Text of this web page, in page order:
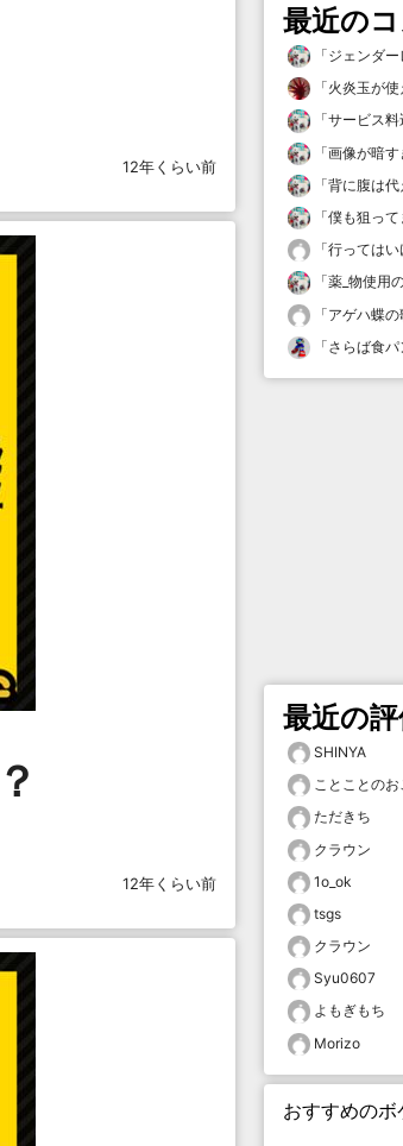
12年くらい前
12年くらい前
最近の
「ジェンダ
「火炎玉が
「サービス
「画像が暗
「背に腹は
「僕も狙っ
「行っては
「薬_物使用
「アゲハ蝶
「さらば食パ
最近の
SHINYA
ことことのお
ただきち
クラウン
1o_ok
tsgs
クラウン
Syu0607
よもぎもち
Morizo
おすすめの